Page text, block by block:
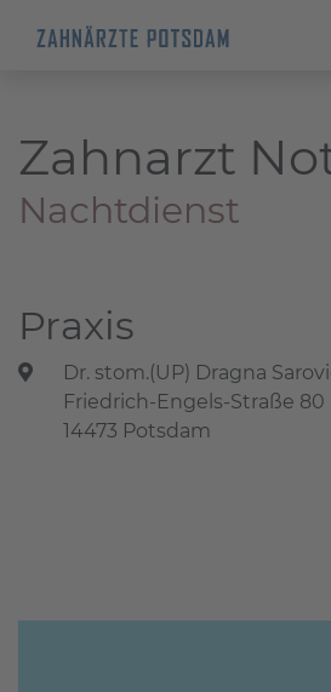
Zahnarzt
Nachtdienst
Praxis
Dr. stom.(UP) Dragna
Friedrich-Engels-Straße 80
14473 Potsdam